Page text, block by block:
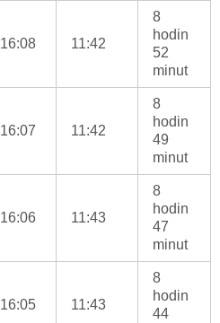
16:08 11:42
8
hodin
52
minut
16:07 11:42
8
hodin
49
minut
16:06 11:43
8
hodin
47
minut
16:05 11:43
8
hodin
44